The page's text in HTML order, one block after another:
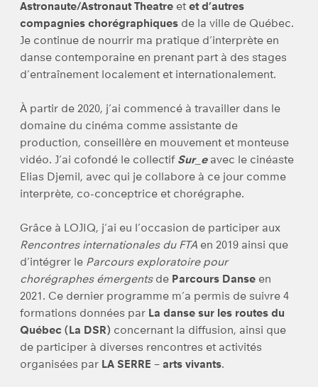
Astronaute/Astronaut Theatre etet d’autres
compagnies chorégraphiques de la ville de Québec.
Je continue de nourrir ma pratique d’interprète en
danse contemporaine en prenant part à des stages
d’entraînement localement et internationalement.
À partir de 2020, j’ai commencé à travailler dans le
domaine du cinéma comme assistante de
production, conseillère en mouvement et monteuse
vidéo. J’ai cofondé le collectif Sur_eavec le cinéaste
Elias Djemil, avec qui je collabore à ce jour comme
interprète, co-conceptrice et chorégraphe.
Grâce à LOJIQ, j’ai eu l’occasion de participer aux
Rencontres internationales du FTA en 2019 ainsi que
d’intégrer le Parcours exploratoire pour
chorégraphes émergentsde Parcours Danse en
2021. Ce dernier programme m’a permis de suivre 4
formations données par La danse sur les routes du
Québec (La DSR) concernant la diffusion, ainsi que
de participer à diverses rencontres et activités
organisées par LA SERRE – arts vivants.